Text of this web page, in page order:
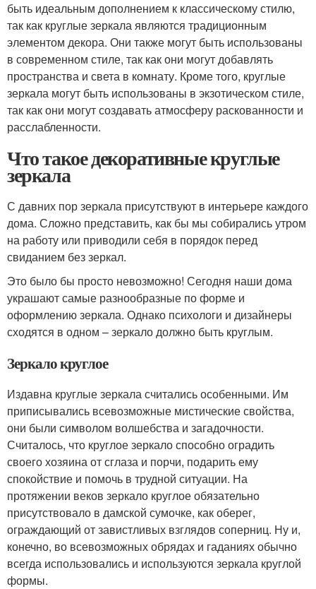
быть идеальным дополнением к классическому стилю,
так как круглые зеркала являются традиционным
элементом декора. Они также могут быть использованы
в современном стиле, так как они могут добавлять
пространства и света в комнату. Кроме того, круглые
зеркала могут быть использованы в экзотическом стиле,
так как они могут создавать атмосферу раскованности и
расслабленности.
Что такое декоративные круглые
зеркала
С давних пор зеркала присутствуют в интерьере каждого
дома. Сложно представить, как бы мы собирались утром
на работу или приводили себя в порядок перед
свиданием без зеркал.
Это было бы просто невозможно! Сегодня наши дома
украшают самые разнообразные по форме и
оформлению зеркала. Однако психологи и дизайнеры
сходятся в одном – зеркало должно быть круглым.
Зеркало круглое
Издавна круглые зеркала считались особенными. Им
приписывались всевозможные мистические свойства,
они были символом волшебства и загадочности.
Считалось, что круглое зеркало способно оградить
своего хозяина от сглаза и порчи, подарить ему
спокойствие и помочь в трудной ситуации. На
протяжении веков зеркало круглое обязательно
присутствовало в дамской сумочке, как оберег,
ограждающий от завистливых взглядов соперниц. Ну и,
конечно, во всевозможных обрядах и гаданиях обычно
всегда использовались и используются зеркала круглой
формы.